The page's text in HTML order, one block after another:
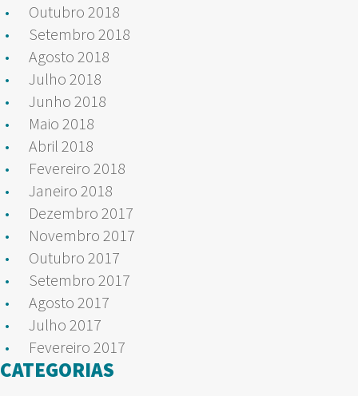
Outubro 2018
Setembro 2018
Agosto 2018
Julho 2018
Junho 2018
Maio 2018
Abril 2018
Fevereiro 2018
Janeiro 2018
Dezembro 2017
Novembro 2017
Outubro 2017
Setembro 2017
Agosto 2017
Julho 2017
Fevereiro 2017
CATEGORIAS